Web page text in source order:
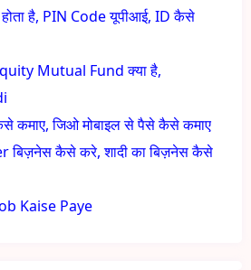
है, PIN Code यूपीआई, ID कैसे
Mutual Fund क्या है,
कमाए, जिओ मोबाइल से पैसे कैसे कमाए
बिज़नेस कैसे करे, शादी का बिज़नेस कैसे
Kaise Paye